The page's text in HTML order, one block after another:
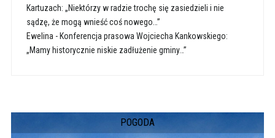
Kartuzach: „Niektórzy w radzie trochę się zasiedzieli i nie
sądzę, że mogą wnieść coś nowego…”
Ewelina - Konferencja prasowa Wojciecha Kankowskiego:
„Mamy historycznie niskie zadłużenie gminy…”
POGODA